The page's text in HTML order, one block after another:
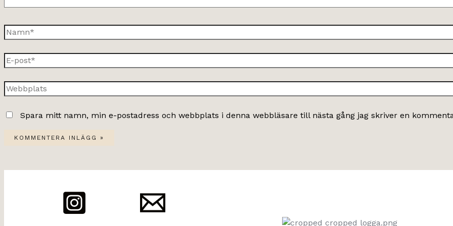
Namn*
E-
post*
Webbplats
Spara mitt namn, min e-postadress och webbplats i denna webbläsare till nästa gång jag skriver en